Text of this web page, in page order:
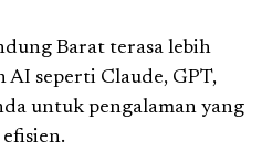
Barat terasa lebih
seperti Claude, GPT,
untuk pengalaman yang